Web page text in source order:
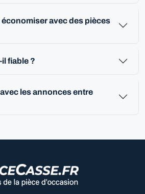
avec des pièces
fiable ?
les annonces entre